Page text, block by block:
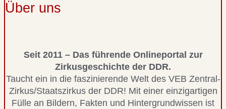
Über uns
Seit 2011 – Das führende Onlineportal zur
Zirkusgeschichte der DDR.
Taucht ein in die faszinierende Welt des VEB Zentral-
Zirkus/Staatszirkus der DDR! Mit einer einzigartigen
Fülle an Bildern, Fakten und Hintergrundwissen ist